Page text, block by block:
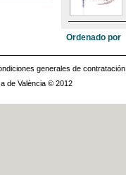
Ordenado por
generales de contratación
de València © 2012